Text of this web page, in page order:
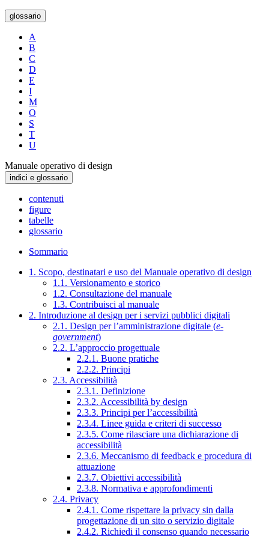
glossario
A
B
C
D
E
I
M
O
S
T
U
Manuale operativo di design
indici e glossario
contenuti
figure
tabelle
glossario
Sommario
1. Scopo, destinatari e uso del Manuale operativo di design
1.1. Versionamento e storico
1.2. Consultazione del manuale
1.3. Contribuisci al manuale
2. Introduzione al design per i servizi pubblici digitali
2.1. Design per l’amministrazione digitale (e-
government)
2.2. L’approccio progettuale
2.2.1. Buone pratiche
2.2.2. Principi
2.3. Accessibilità
2.3.1. Definizione
2.3.2. Accessibilità by design
2.3.3. Principi per l’accessibilità
2.3.4. Linee guida e criteri di successo
2.3.5. Come rilasciare una dichiarazione di
accessibilità
2.3.6. Meccanismo di feedback e procedura di
attuazione
2.3.7. Obiettivi accessibilità
2.3.8. Normativa e approfondimenti
2.4. Privacy
2.4.1. Come rispettare la privacy sin dalla
progettazione di un sito o servizio digitale
2.4.2. Richiedi il consenso quando necessario